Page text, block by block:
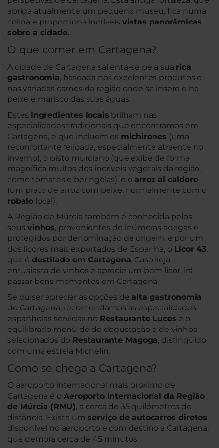
abriga atualmente um pequeno museu, fica numa
colina e proporciona incríveis vistas panorâmicas
sobre a cidade.
O que comer em Cartagena?
A cidade de Cartagena salienta-se pela sua rica
gastronomia, baseada nos excelentes produtos e
nas variadas carnes da região onde se insere e no
peixe e marisco das suas águas.
Estes ingredientes locais brilham nas
especialidades tradicionais que encontramos em
Cartagena, e que incluem os michirones (uma
reconfortante feijoada, especialmente atraente no
inverno), o pisto murciano (que exibe de forma
magnífica muitos dos incríveis vegetais da região,
como tomates e beringelas), e o arroz al caldero
(um prato de arroz com peixe, normalmente com o
robalo local).
A Região de Múrcia também é conhecida pelos
seus vinhos, provenientes de inúmeras adegas e
protegidos por denominação de origem, e por um
dos licores mais exportados de Espanha, o Licor 43,
que é destilado em Cartagena. Caso seja
entusiasta de vinhos e aprecie um bom licor, irá
passar bons momentos em Cartagena.
Se quiser apreciar as opções de alta gastronomia
de Cartagena, recomendamos as especialidades
espanholas servidas no Restaurante Luces e o
equilibrado menu de de degustação e de vinhos
selecionados do Restaurante Magoga, distinguido
com uma estrela Michelin.
Como se chega a Cartagena?
O aeroporto internacional mais próximo de
Cartagena é o Aeroporto Internacional da Região
de Múrcia (RMU), a cerca de 35 quilómetros de
distância. Existe um serviço de autocarros diretos
disponível no aeroporto e com destino a Cartagena,
que demora cerca de 45 minutos.